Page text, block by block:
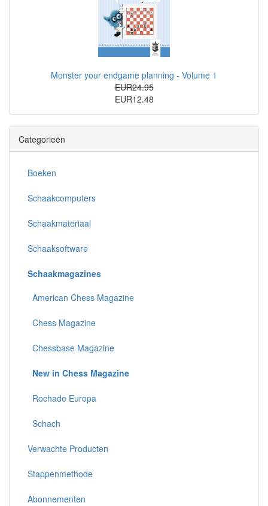
Monster your endgame planning - Volume 1
EUR24.95
EUR12.48
Categorieën
Boeken
Schaakcomputers
Schaakmateriaal
Schaaksoftware
Schaakmagazines
American Chess Magazine
Chess Magazine
Chessbase Magazine
New in Chess Magazine
Rochade Europa
Schach
Verwachte Producten
Stappenmethode
Abonnementen